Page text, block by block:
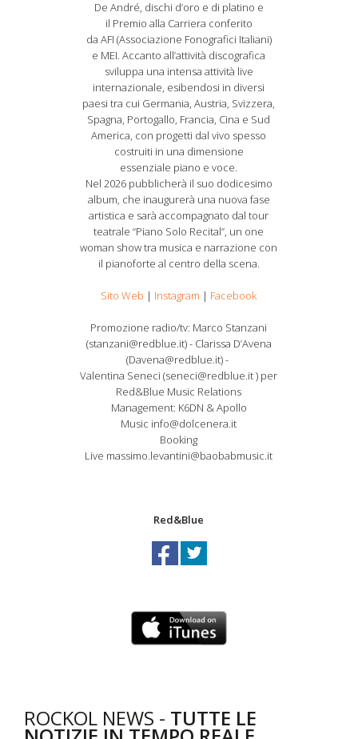
De André, dischi d’oro e di platino e
il Premio alla Carriera conferito
da AFI (Associazione Fonografici Italiani)
e MEI. Accanto all’attività discografica
sviluppa una intensa attività live
internazionale, esibendosi in diversi
paesi tra cui Germania, Austria, Svizzera,
Spagna, Portogallo, Francia, Cina e Sud
America, con progetti dal vivo spesso
costruiti in una dimensione
essenziale piano e voce.
Nel 2026 pubblicherà il suo dodicesimo
album, che inaugurerà una nuova fase
artistica e sarà accompagnato dal tour
teatrale “Piano Solo Recital”, un one
woman show tra musica e narrazione con
il pianoforte al centro della scena.
Sito Web | Instagram | Facebook
Promozione radio/tv: Marco Stanzani
(stanzani@redblue.it) - Clarissa D’Avena
(Davena@redblue.it) -
Valentina Seneci (seneci@redblue.it ) per
Red&Blue Music Relations
Management: K6DN & Apollo
Music info@dolcenera.it
Booking
Live massimo.levantini@baobabmusic.it
Red&Blue
ROCKOL NEWS - TUTTE LE